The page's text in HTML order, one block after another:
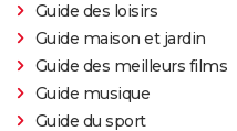
Guide des loisirs
Guide maison et jardin
Guide des meilleurs films
Guide musique
Guide du sport